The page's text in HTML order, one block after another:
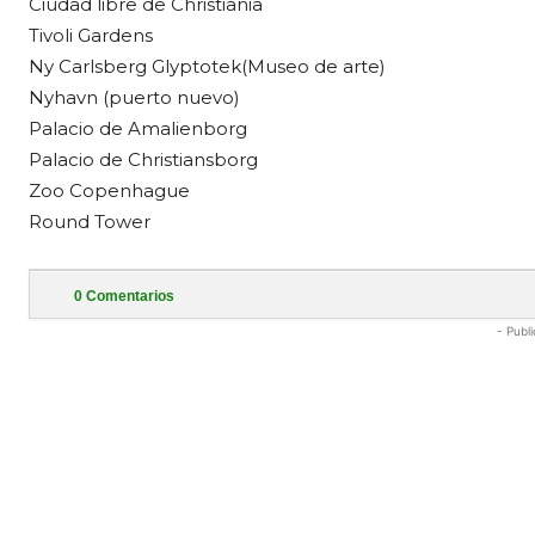
Tivoli Gardens
Ny Carlsberg Glyptotek(Museo de arte)
Nyhavn (puerto nuevo)
Palacio de Amalienborg
Palacio de Christiansborg
Zoo Copenhague
Round Tower
0 Comentarios
-